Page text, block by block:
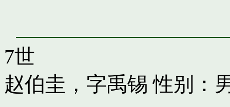
7世
赵伯圭，字禹锡 性别：